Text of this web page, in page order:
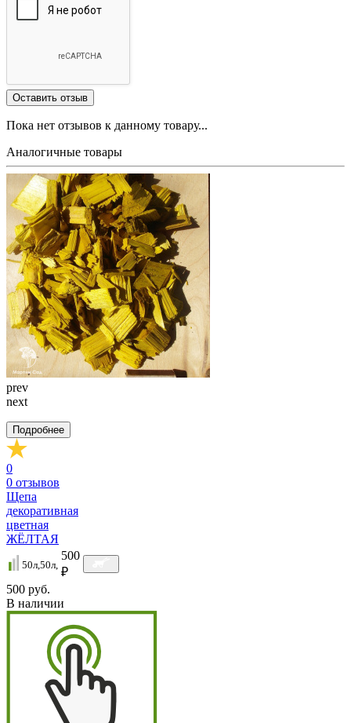
Пока нет отзывов к данному товару...
Аналогичные товары
prev
next
Подробнее
0
0 отзывов
Щепа
декоративная
цветная
ЖЁЛТАЯ
50л,50л,
500
₽
500 руб.
В наличии